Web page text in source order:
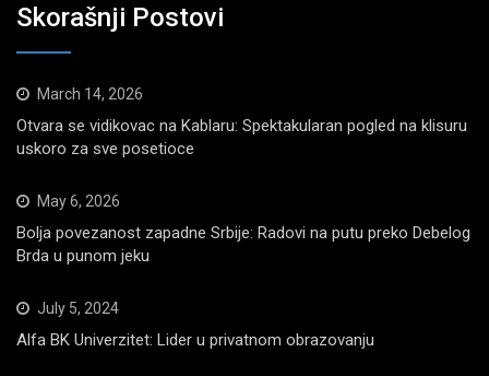
Skorašnji Postovi
March 14, 2026
Otvara se vidikovac na Kablaru: Spektakularan pogled na klisuru
uskoro za sve posetioce
May 6, 2026
Bolja povezanost zapadne Srbije: Radovi na putu preko Debelog
Brda u punom jeku
July 5, 2024
Alfa BK Univerzitet: Lider u privatnom obrazovanju